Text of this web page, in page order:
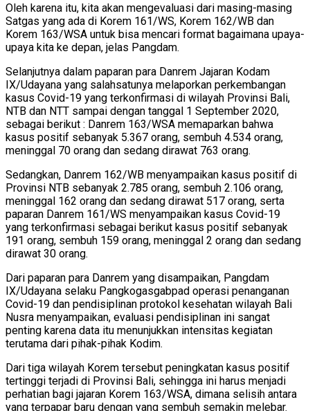
Oleh karena itu, kita akan mengevaluasi dari masing-masing
Satgas yang ada di Korem 161/WS, Korem 162/WB dan
Korem 163/WSA untuk bisa mencari format bagaimana upaya-
upaya kita ke depan, jelas Pangdam.
Selanjutnya dalam paparan para Danrem Jajaran Kodam
IX/Udayana yang salahsatunya melaporkan perkembangan
kasus Covid-19 yang terkonfirmasi di wilayah Provinsi Bali,
NTB dan NTT sampai dengan tanggal 1 September 2020,
sebagai berikut : Danrem 163/WSA memaparkan bahwa
kasus positif sebanyak 5.367 orang, sembuh 4.534 orang,
meninggal 70 orang dan sedang dirawat 763 orang.
Sedangkan, Danrem 162/WB menyampaikan kasus positif di
Provinsi NTB sebanyak 2.785 orang, sembuh 2.106 orang,
meninggal 162 orang dan sedang dirawat 517 orang, serta
paparan Danrem 161/WS menyampaikan kasus Covid-19
yang terkonfirmasi sebagai berikut kasus positif sebanyak
191 orang, sembuh 159 orang, meninggal 2 orang dan sedang
dirawat 30 orang.
Dari paparan para Danrem yang disampaikan, Pangdam
IX/Udayana selaku Pangkogasgabpad operasi penanganan
Covid-19 dan pendisiplinan protokol kesehatan wilayah Bali
Nusra menyampaikan, evaluasi pendisiplinan ini sangat
penting karena data itu menunjukkan intensitas kegiatan
terutama dari pihak-pihak Kodim.
Dari tiga wilayah Korem tersebut peningkatan kasus positif
tertinggi terjadi di Provinsi Bali, sehingga ini harus menjadi
perhatian bagi jajaran Korem 163/WSA, dimana selisih antara
yang terpapar baru dengan yang sembuh semakin melebar.